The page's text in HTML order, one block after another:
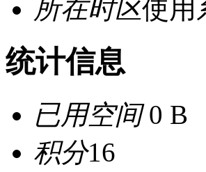
所在时区使用
统计信息
已用空间0 B
积分16